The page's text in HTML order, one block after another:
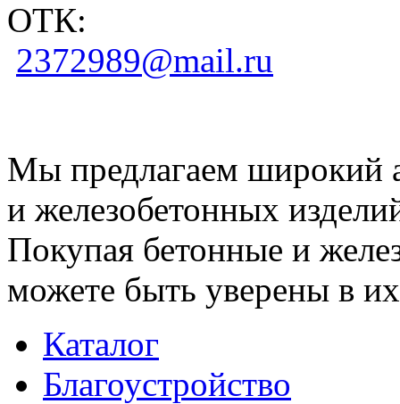
ОТК:
2372989@mail.ru
Мы предлагаем широкий
и железобетонных
Покупая бетонные и
можете быть уверены в их
Каталог
Благоустройство